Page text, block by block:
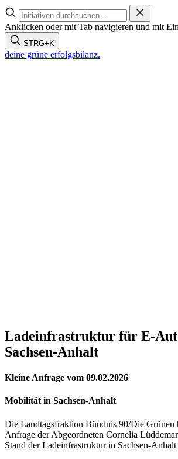
Zum
Inhalt
springen
Anklicken oder mit Tab navigieren und mit
STRG+K
deine grüne erfolgsbilanz.
Ladeinfrastruktur für E-
Sachsen-Anhalt
Kleine Anfrage vom 09.02.2026
Mobilität in Sachsen-Anhalt
Die Landtagsfraktion Bündnis 90/Die Grünen
Anfrage der Abgeordneten Cornelia
Stand der Ladeinfrastruktur in Sachsen-Anhalt